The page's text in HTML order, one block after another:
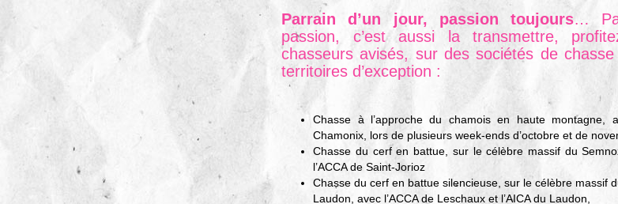
Parrain d’un jour, passion toujours…
passion, c’est aussi la transmettre,
chasseurs avisés, sur des sociétés de
territoires d’exception :
Chasse à l’approche du chamois en haute montagne,
Chamonix, lors de plusieurs week-ends d’octobre et de
Chasse du cerf en battue, sur le célèbre massif du
l’ACCA de Saint-Jorioz
Chasse du cerf en battue silencieuse, sur le célèbre massif
Laudon, avec l’ACCA de Leschaux et l’AICA du Laudon,